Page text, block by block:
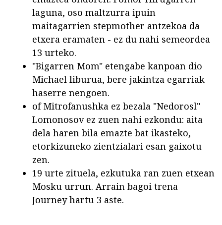
laguna, oso maltzurra ipuin
maitagarrien stepmother antzekoa da
etxera eramaten - ez du nahi semeordea
13 urteko.
"Bigarren Mom" etengabe kanpoan dio
Michael liburua, bere jakintza egarriak
haserre nengoen.
of Mitrofanushka ez bezala "Nedorosl"
Lomonosov ez zuen nahi ezkondu: aita
dela haren bila emazte bat ikasteko,
etorkizuneko zientzialari esan gaixotu
zen.
19 urte zituela, ezkutuka ran zuen etxean
Mosku urrun. Arrain bagoi trena
Journey hartu 3 aste.